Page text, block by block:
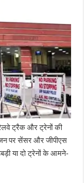
ट्रैक और ट्रेनों की
पर सेंसर और जीपीएस
या दो ट्रेनों के आमने-